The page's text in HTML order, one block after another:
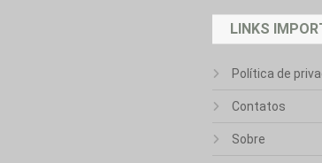
LINKS
Política de
Contatos
Sobre